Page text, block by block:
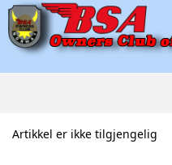
Artikkel er ikke tilgjengelig